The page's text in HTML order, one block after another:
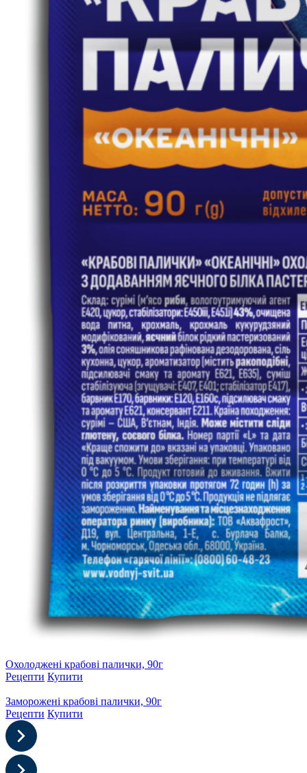
Охолоджені крабові палички, 90г
Рецепти Купити
Заморожені крабові палички, 90г
Рецепти Купити